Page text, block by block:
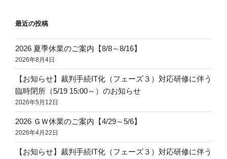
最近の投稿
2026 夏季休業のご案内【8/8～8/16】
2026年8月4日
【お知らせ】裁判手続IT化（フェーズ３）対応研修に伴う
臨時閉所（5/19 15:00～）のお知らせ
2026年5月12日
2026 ＧＷ休業のご案内【4/29～5/6】
2026年4月22日
【お知らせ】裁判手続IT化（フェーズ３）対応研修に伴う